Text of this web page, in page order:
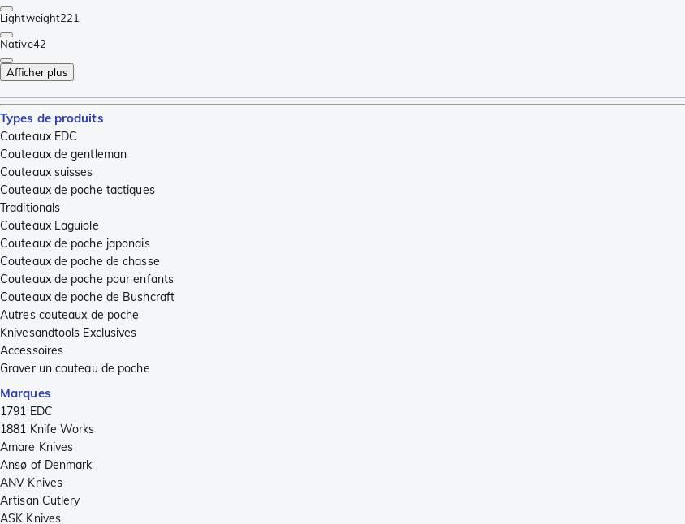
Lightweight221
Native42
Afficher plus
Types de produits
Couteaux EDC
Couteaux de gentleman
Couteaux suisses
Couteaux de poche tactiques
Traditionals
Couteaux Laguiole
Couteaux de poche japonais
Couteaux de poche de chasse
Couteaux de poche pour enfants
Couteaux de poche de Bushcraft
Autres couteaux de poche
Knivesandtools Exclusives
Accessoires
Graver un couteau de poche
Marques
1791 EDC
1881 Knife Works
Amare Knives
Ansø of Denmark
ANV Knives
Artisan Cutlery
ASK Knives